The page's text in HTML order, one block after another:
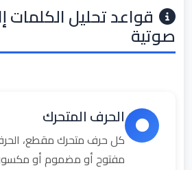
قواعد تحليل
صوتية
الحرف المتحرك
كل حرف متحرك مقطع،
مفتوح أو مضموم أو مكسور